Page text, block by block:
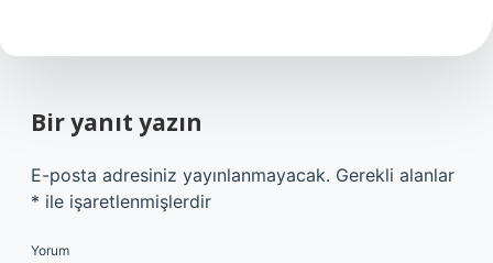
Bir yanıt yazın
E-posta adresiniz yayınlanmayacak. Gerekli alanlar
* ile işaretlenmişlerdir
Yorum